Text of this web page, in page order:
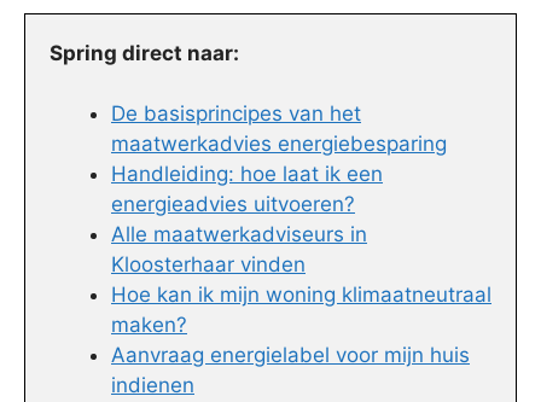
Spring direct naar:
De basisprincipes van het
maatwerkadvies energiebesparing
Handleiding: hoe laat ik een
energieadvies uitvoeren?
Alle maatwerkadviseurs in
Kloosterhaar vinden
Hoe kan ik mijn woning klimaatneutraal
maken?
Aanvraag energielabel voor mijn huis
indienen